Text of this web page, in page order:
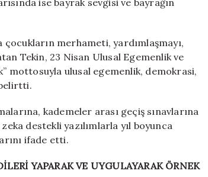
ise bayrak sevgisi ve bayrağın
merhameti, yardımlaşmayı,
Tekin, 23 Nisan Ulusal Egemenlik ve
mottosuyla ulusal egemenlik, demokrasi,
kademeler arası geçiş sınavlarına
destekli yazılımlarla yıl boyunca
ifade etti.
YAPARAK VE UYGULAYARAK ÖRNEK